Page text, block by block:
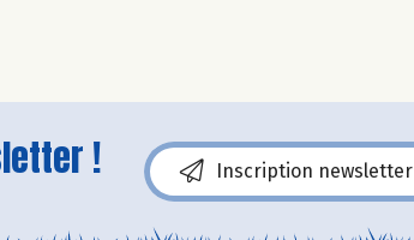
! Inscription newsletter